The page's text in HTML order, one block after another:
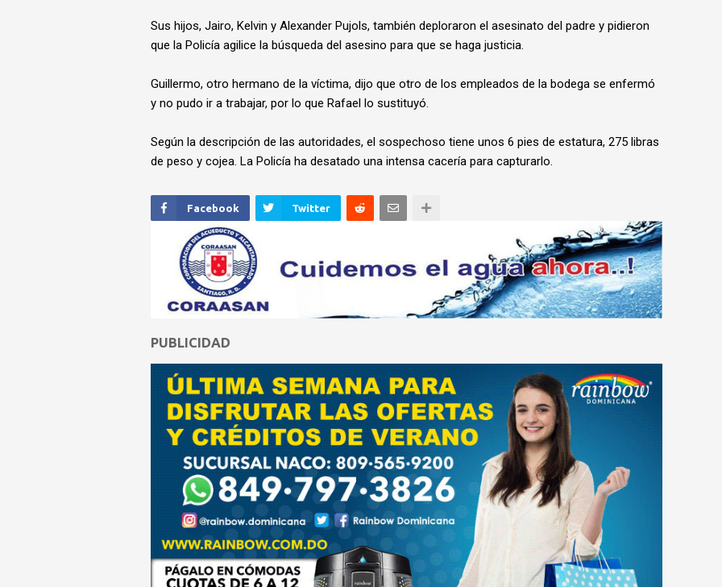
Sus hijos, Jairo, Kelvin y Alexander Pujols, también deploraron el asesinato del padre y pidieron
que la Policía agilice la búsqueda del asesino para que se haga justicia.
Guillermo, otro hermano de la víctima, dijo que otro de los empleados de la bodega se enfermó
y no pudo ir a trabajar, por lo que Rafael lo sustituyó.
Según la descripción de las autoridades, el sospechoso tiene unos 6 pies de estatura, 275 libras
de peso y cojea. La Policía ha desatado una intensa cacería para capturarlo.
Facebook Twitter
PUBLICIDAD